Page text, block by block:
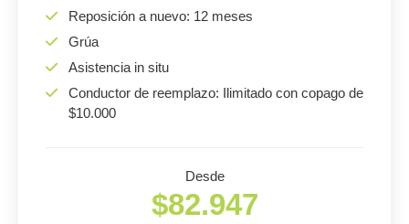
Reposición a nuevo: 12 meses
Grúa
Asistencia in situ
Conductor de reemplazo: Ilimitado con copago de
$10.000
Desde
$82.947